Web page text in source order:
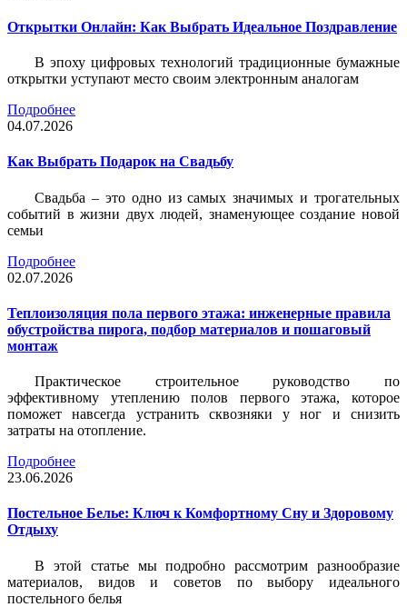
Открытки Онлайн: Как Выбрать Идеальное Поздравление
В эпоху цифровых технологий традиционные бумажные
открытки уступают место своим электронным аналогам
Подробнее
04.07.2026
Как Выбрать Подарок на Свадьбу
Свадьба – это одно из самых значимых и трогательных
событий в жизни двух людей, знаменующее создание новой
семьи
Подробнее
02.07.2026
Теплоизоляция пола первого этажа: инженерные правила
обустройства пирога, подбор материалов и пошаговый
монтаж
Практическое строительное руководство по
эффективному утеплению полов первого этажа, которое
поможет навсегда устранить сквозняки у ног и снизить
затраты на отопление.
Подробнее
23.06.2026
Постельное Белье: Ключ к Комфортному Сну и Здоровому
Отдыху
В этой статье мы подробно рассмотрим разнообразие
материалов, видов и советов по выбору идеального
постельного белья